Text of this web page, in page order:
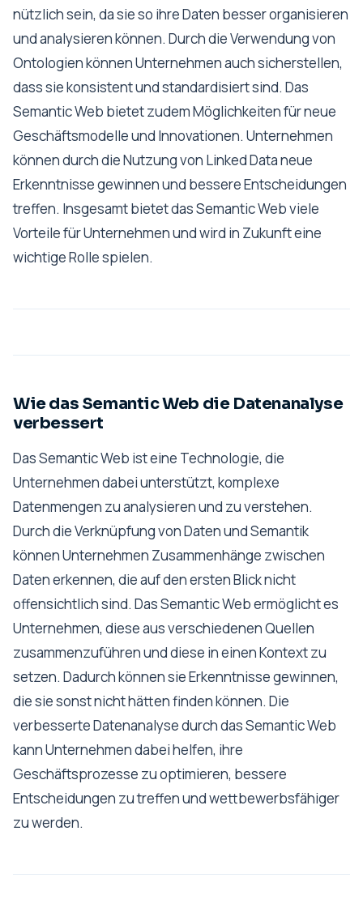
nützlich sein, da sie so ihre Daten besser organisieren
und analysieren können. Durch die Verwendung von
Ontologien können Unternehmen auch sicherstellen,
dass sie konsistent und standardisiert sind. Das
Semantic Web bietet zudem Möglichkeiten für neue
Geschäftsmodelle und Innovationen. Unternehmen
können durch die Nutzung von Linked Data neue
Erkenntnisse gewinnen und bessere Entscheidungen
treffen. Insgesamt bietet das Semantic Web viele
Vorteile für Unternehmen und wird in Zukunft eine
wichtige Rolle spielen.
Wie das Semantic Web die Datenanalyse
verbessert
Das Semantic Web ist eine Technologie, die
Unternehmen dabei unterstützt, komplexe
Datenmengen zu analysieren und zu verstehen.
Durch die Verknüpfung von Daten und Semantik
können Unternehmen Zusammenhänge zwischen
Daten erkennen, die auf den ersten Blick nicht
offensichtlich sind. Das Semantic Web ermöglicht es
Unternehmen, diese aus verschiedenen Quellen
zusammenzuführen und diese in einen Kontext zu
setzen. Dadurch können sie Erkenntnisse gewinnen,
die sie sonst nicht hätten finden können. Die
verbesserte Datenanalyse durch das Semantic Web
kann Unternehmen dabei helfen, ihre
Geschäftsprozesse zu optimieren, bessere
Entscheidungen zu treffen und wettbewerbsfähiger
zu werden.